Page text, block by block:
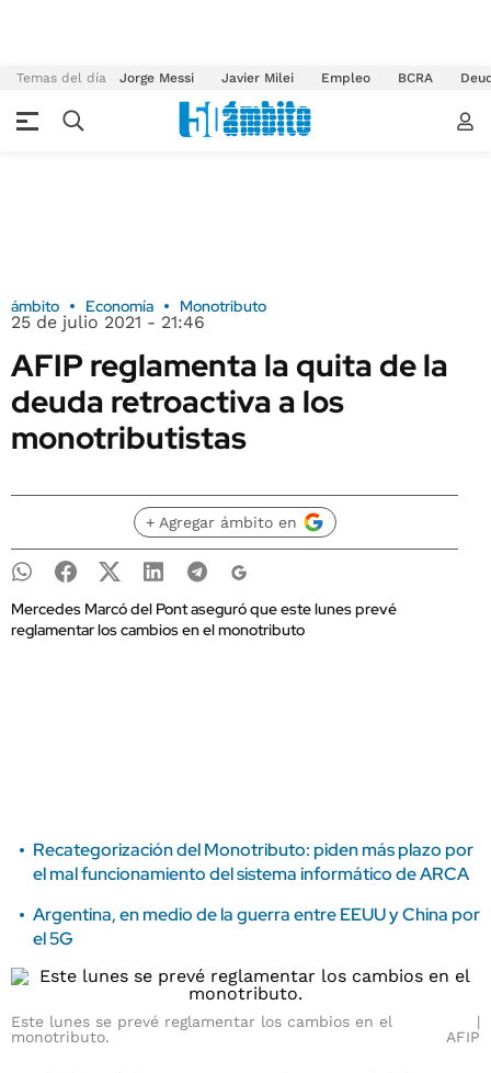
Temas del día Jorge Messi Javier Milei Empleo BCRA
ámbito Economía Monotributo
25 de julio 2021 - 21:46
AFIP reglamenta la quita de la
deuda retroactiva a los
monotributistas
+ Agregar ámbito en
Mercedes Marcó del Pont aseguró que este lunes prevé
reglamentar los cambios en el monotributo
Recategorización del Monotributo: piden más plazo por
el mal funcionamiento del sistema informático de ARCA
Argentina, en medio de la guerra entre EEUU y China por
el 5G
Este lunes se prevé reglamentar los cambios en el
monotributo.
AFIP